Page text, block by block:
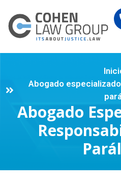
Abogado
Abogado